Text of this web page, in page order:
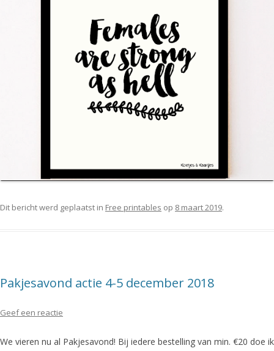
Dit bericht werd geplaatst in Free printables op 8 maart 2019.
Pakjesavond actie 4-5 december 2018
Geef een reactie
We vieren nu al Pakjesavond! Bij iedere bestelling van min. €20 doe ik